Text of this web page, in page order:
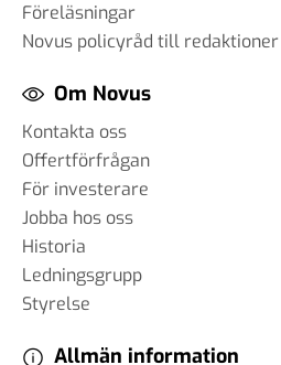
Föreläsningar
Novus policyråd till redaktioner
Om Novus
Kontakta oss
Offertförfrågan
För investerare
Jobba hos oss
Historia
Ledningsgrupp
Styrelse
Allmän information